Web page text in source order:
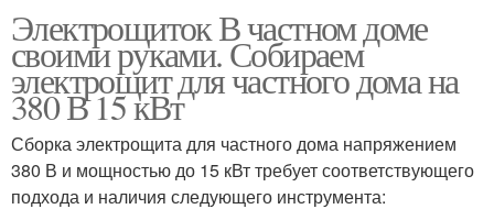
Электрощиток В частном доме
своими руками. Собираем
электрощит для частного дома на
380 В 15 кВт
Сборка электрощита для частного дома напряжением
380 В и мощностью до 15 кВт требует соответствующего
подхода и наличия следующего инструмента: